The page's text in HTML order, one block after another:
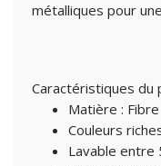
métalliques pour
Caractéristiques du
Matière :
Couleurs
Lavable entre